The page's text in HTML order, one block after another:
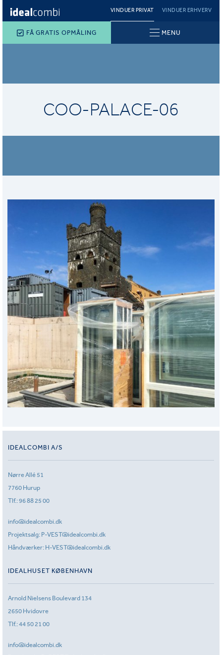
VINDUER PRIVAT VINDUER ERHVERV
FÅ GRATIS OPMÅLING MENU
COO-PALACE-06
IDEALCOMBI A/S
Nørre Allé 51
7760 Hurup
Tlf.:96 88 25 00
info@idealcombi.dk
Projektsalg: P-VEST@idealcombi.dk
Håndværker: H-VEST@idealcombi.dk
IDEALHUSET KØBENHAVN
Arnold Nielsens Boulevard 134
2650 Hvidovre
Tlf.:44 50 21 00
info@idealcombi.dk